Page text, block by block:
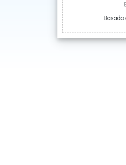
Basado